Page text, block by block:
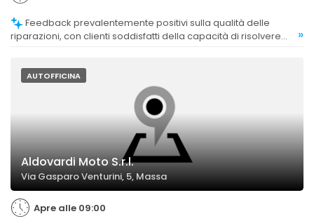
riparazioni, con clienti soddisfatti della capacità di risolvere
»
AUTOFFICINA
Aldovardi Moto S.r.l.
Via Gasparo Venturini, 5, Massa
Apre alle 09:00